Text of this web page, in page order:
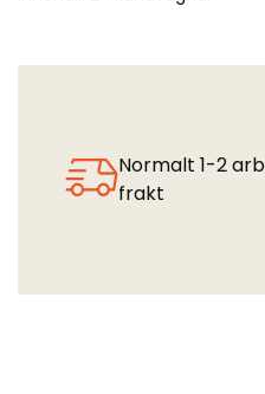
Normalt 1-2
frakt